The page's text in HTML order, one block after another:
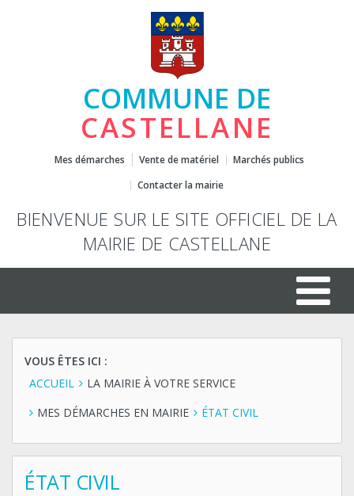
COMMUNE DE
CASTELLANE
Mes démarches Vente de matériel
Marchés publics
Contacter la mairie
BIENVENUE SUR LE SITE OFFICIEL DE LA
MAIRIE DE CASTELLANE
VOUS ÊTES ICI :
ACCUEIL
LA MAIRIE À VOTRE SERVICE
MES DÉMARCHES EN MAIRIE
ÉTAT CIVIL
ÉTAT CIVIL